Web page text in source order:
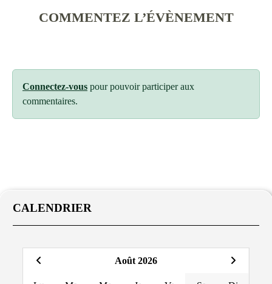
COMMENTEZ L’ÉVÈNEMENT
Connectez-vous pour pouvoir participer aux
commentaires.
CALENDRIER
Août 2026